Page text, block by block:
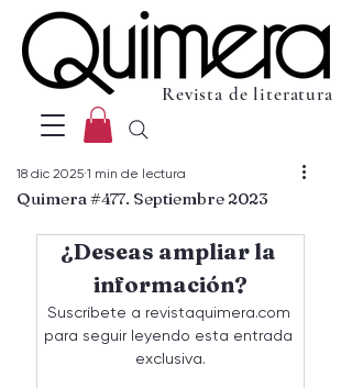
Revista de literatura
Quimera #477. Septiembre 2023
18 dic 2025 1 min de lectura
¿Deseas ampliar la
información?
Suscríbete a revistaquimera.com
para seguir leyendo esta entrada
exclusiva.